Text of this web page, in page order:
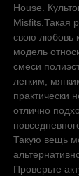
House.
Misfits.Такая
свою любовь
модель
смеси
легким,
практически
отлично
Такую вещь
Проверьте